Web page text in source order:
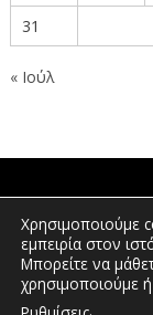
31
« Ιούλ
Χρησιμοποιούμε
εμπειρία στον
Μπορείτε να
χρησιμοποιούμε
.